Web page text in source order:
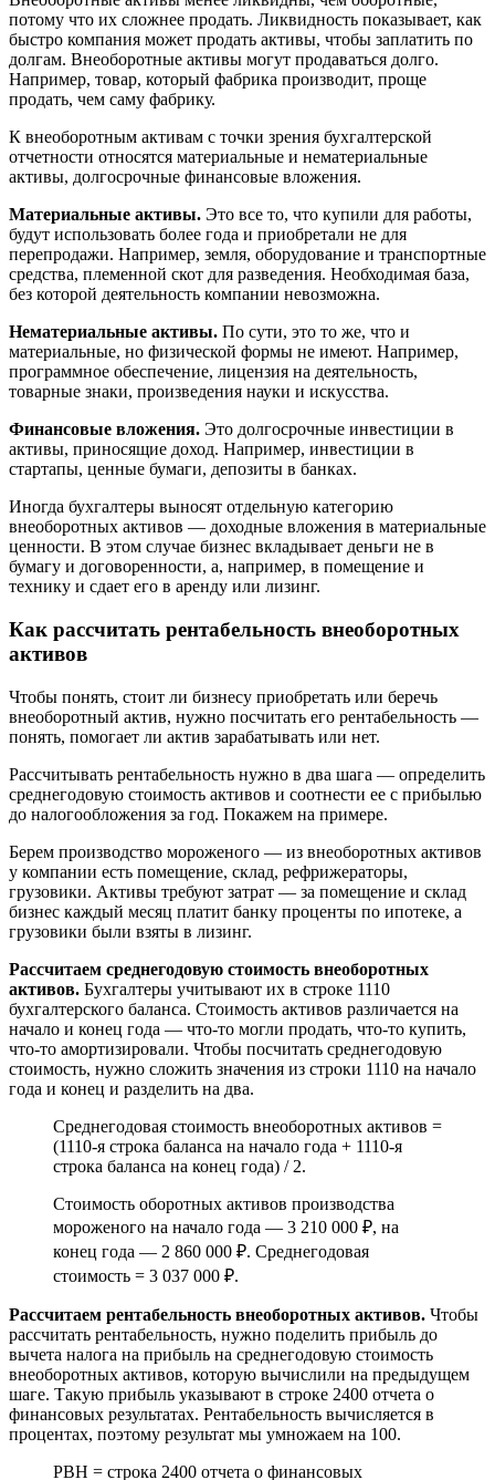
потому что их сложнее продать. Ликвидность показывает, как
быстро компания может продать активы, чтобы заплатить по
долгам. Внеоборотные активы могут продаваться долго.
Например, товар, который фабрика производит, проще
продать, чем саму фабрику.
К внеоборотным активам с точки зрения бухгалтерской
отчетности относятся материальные и нематериальные
активы, долгосрочные финансовые вложения.
Материальные активы. Это все то, что купили для работы,
будут использовать более года и приобретали не для
перепродажи. Например, земля, оборудование и транспортные
средства, племенной скот для разведения. Необходимая база,
без которой деятельность компании невозможна.
Нематериальные активы. По сути, это то же, что и
материальные, но физической формы не имеют. Например,
программное обеспечение, лицензия на деятельность,
товарные знаки, произведения науки и искусства.
Финансовые вложения. Это долгосрочные инвестиции в
активы, приносящие доход. Например, инвестиции в
стартапы, ценные бумаги, депозиты в банках.
Иногда бухгалтеры выносят отдельную категорию
внеоборотных активов — доходные вложения в материальные
ценности. В этом случае бизнес вкладывает деньги не в
бумагу и договоренности, а, например, в помещение и
технику и сдает его в аренду или лизинг.
Как рассчитать рентабельность внеоборотных
активов
Чтобы понять, стоит ли бизнесу приобретать или беречь
внеоборотный актив, нужно посчитать его рентабельность —
понять, помогает ли актив зарабатывать или нет.
Рассчитывать рентабельность нужно в два шага — определить
среднегодовую стоимость активов и соотнести ее с прибылью
до налогообложения за год. Покажем на примере.
Берем производство мороженого — из внеоборотных активов
у компании есть помещение, склад, рефрижераторы,
грузовики. Активы требуют затрат — за помещение и склад
бизнес каждый месяц платит банку проценты по ипотеке, а
грузовики были взяты в лизинг.
Рассчитаем среднегодовую стоимость внеоборотных
активов. Бухгалтеры учитывают их в строке 1110
бухгалтерского баланса. Стоимость активов различается на
начало и конец года — что-то могли продать, что-то купить,
что-то амортизировали. Чтобы посчитать среднегодовую
стоимость, нужно сложить значения из строки 1110 на начало
года и конец и разделить на два.
Среднегодовая стоимость внеоборотных активов =
(1110‑я строка баланса на начало года + 1110‑я
строка баланса на конец года) / 2.
Стоимость оборотных активов производства
мороженого на начало года — 3 210 000 ₽, на
конец года — 2 860 000 ₽. Среднегодовая
стоимость = 3 037 000 ₽.
Рассчитаем рентабельность внеоборотных активов. Чтобы
рассчитать рентабельность, нужно поделить прибыль до
вычета налога на прибыль на среднегодовую стоимость
внеоборотных активов, которую вычислили на предыдущем
шаге. Такую прибыль указывают в строке 2400 отчета о
финансовых результатах. Рентабельность вычисляется в
процентах, поэтому результат мы умножаем на 100.
РВН = строка 2400 отчета о финансовых